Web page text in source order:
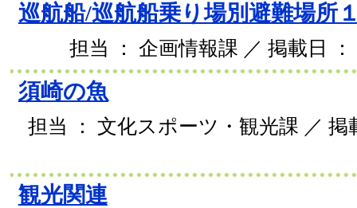
巡航船/巡航船乗り場別避難場所
担当 ： 企画情報課 ／ 掲載日 ：
須崎の魚
担当 ： 文化スポーツ・観光課 ／ 掲
観光関連